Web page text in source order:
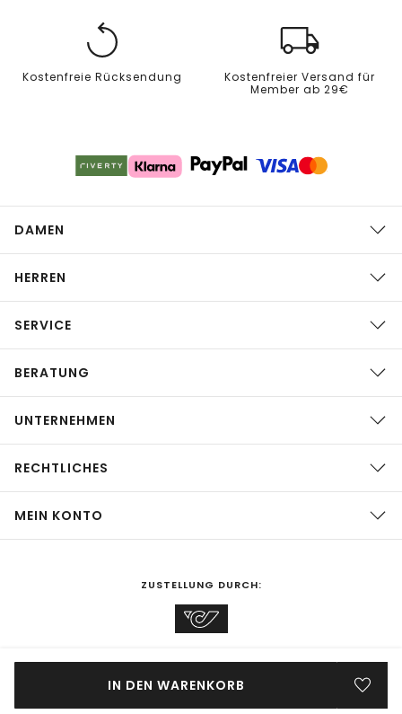
IN DEN WARENKORB
Kostenfreie Rücksendung
Kostenfreier Versand für
Member ab 29€
DAMEN
HERREN
SERVICE
BERATUNG
UNTERNEHMEN
RECHTLICHES
MEIN KONTO
ZUSTELLUNG DURCH: